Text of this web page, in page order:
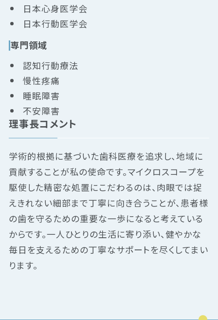
日本心身医学会
日本行動医学会
専門領域
認知行動療法
慢性疼痛
睡眠障害
不安障害
理事長コメント
学術的根拠に基づいた歯科医療を追求し、地域に
貢献することが私の使命です。マイクロスコープを
駆使した精密な処置にこだわるのは、肉眼では捉
えきれない細部まで丁寧に向き合うことが、患者様
の歯を守るための重要な一歩になると考えている
からです。一人ひとりの生活に寄り添い、健やかな
毎日を支えるための丁寧なサポートを尽くしてまい
ります。